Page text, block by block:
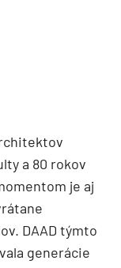
a 80 rokov
je aj
DAAD týmto
generácie